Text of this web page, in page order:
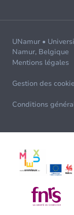
UNamur •
Namur, Belgique
Mentions légales
Gestion des
Conditions